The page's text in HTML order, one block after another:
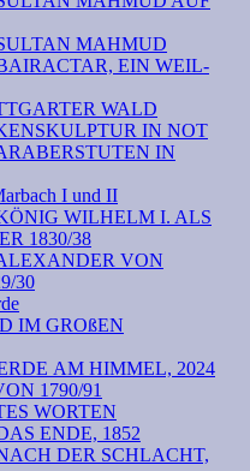
MAHMUD
EIN WEIL-
WALD
IN NOT
IN
I und II
WILHELM I. ALS
1830/38
VON
30
IM GROßEN
AM HIMMEL, 2024
1790/91
WORTEN
ENDE, 1852
DER SCHLACHT,